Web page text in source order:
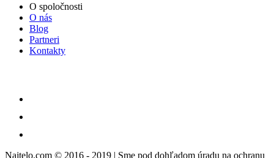
O spoločnosti
O nás
Blog
Partneri
Kontakty
Najtelo.com © 2016 - 2019 | Sme pod dohľadom úradu na ochranu